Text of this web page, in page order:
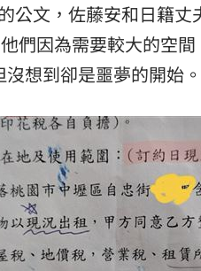
公文，佐藤安和日籍
們因為需要較大的空
想到卻是噩夢的開始。